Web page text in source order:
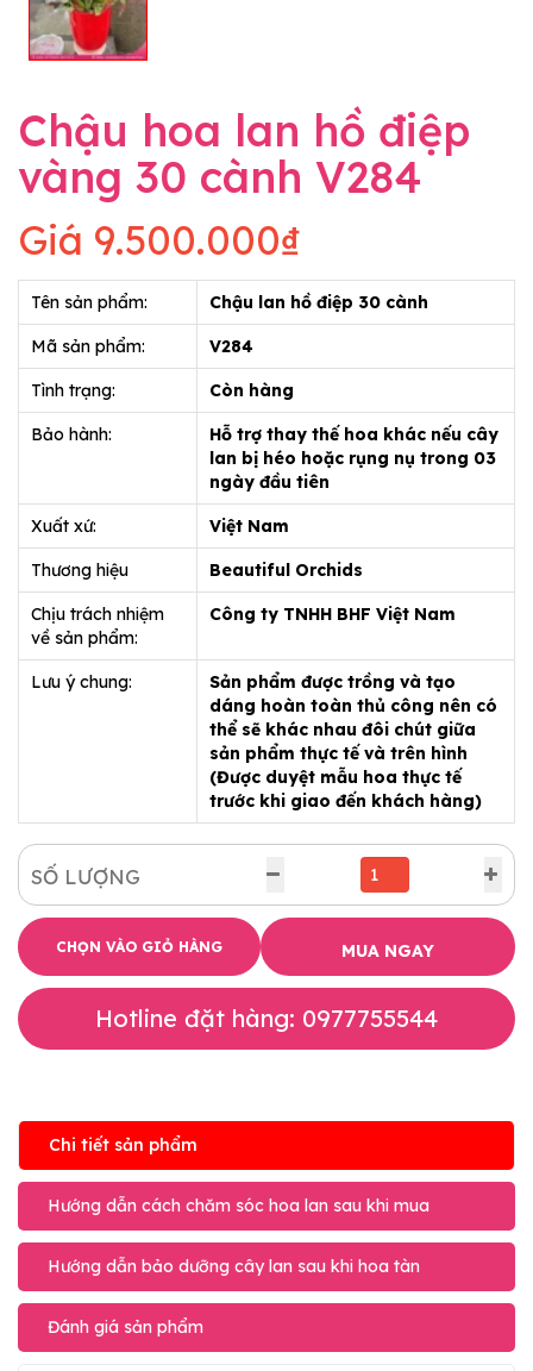
Chậu hoa lan hồ điệp
vàng 30 cành V284
Giá 9.500.000₫
Tên sản phẩm: Chậu lan hồ điệp 30 cành
Mã sản phẩm: V284
Tình trạng: Còn hàng
Bảo hành:
Hỗ trợ thay thế hoa khác nếu cây
lan bị héo hoặc rụng nụ trong 03
ngày đầu tiên
Xuất xứ: Việt Nam
Thương hiệu Beautiful Orchids
Chịu trách nhiệm
về sản phẩm:
Công ty TNHH BHF Việt Nam
Lưu ý chung:
Sản phẩm được trồng và tạo
dáng hoàn toàn thủ công nên có
thể sẽ khác nhau đôi chút giữa
sản phẩm thực tế và trên hình
(Được duyệt mẫu hoa thực tế
trước khi giao đến khách hàng)
SỐ LƯỢNG
CHỌN VÀO GIỎ HÀNG MUA NGAY
Hotline đặt hàng: 0977755544
Chi tiết sản phẩm
Hướng dẫn cách chăm sóc hoa lan sau khi mua
Hướng dẫn bảo dưỡng cây lan sau khi hoa tàn
Đánh giá sản phẩm